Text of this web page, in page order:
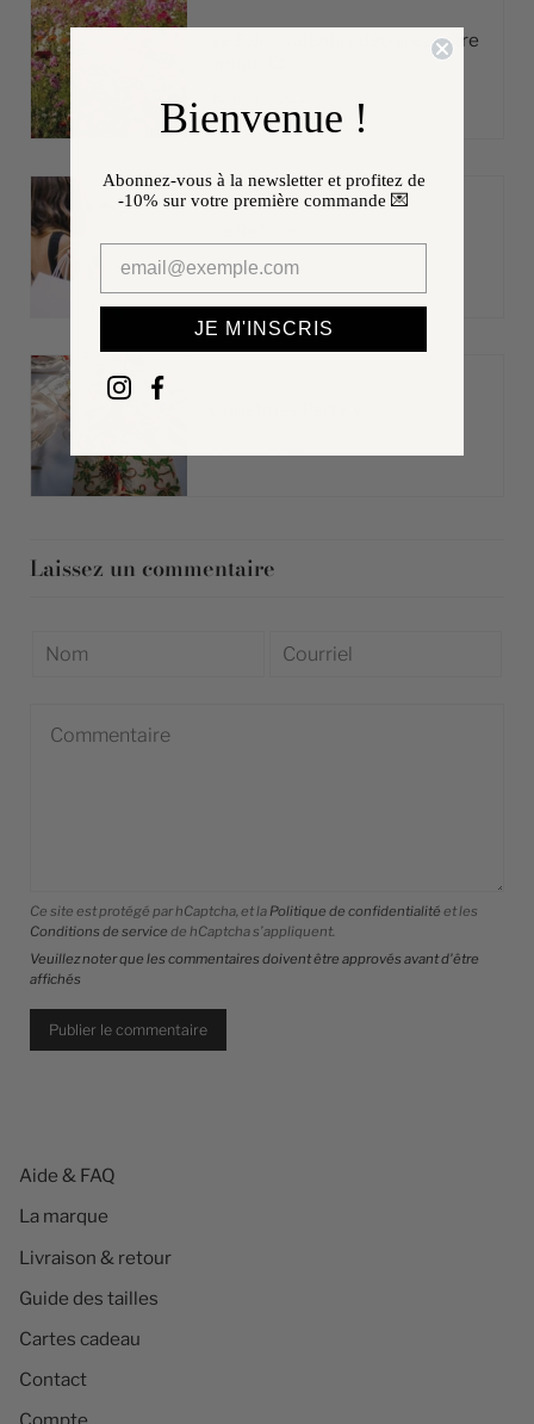
La Saint Valentin, déclarez votre
27 déc. 2022
Laissez un commentaire
Ce site est protégé par hCaptcha, et la Politique de confidentialité et les
Conditions de service de hCaptcha s’appliquent.
Veuillez noter que les commentaires doivent être approvés avant d'être
affichés
Aide & FAQ
La marque
Livraison & retour
Guide des tailles
Cartes cadeau
Contact
Bienvenue !
Abonnez-vous à la newsletter et profitez de
-10% sur votre première commande 💌
JE M'INSCRIS